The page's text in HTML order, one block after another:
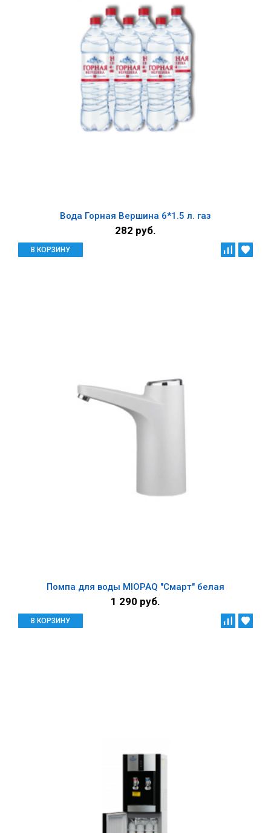
Вода Горная Вершина 6*1.5 л. газ
282 руб.
В КОРЗИНУ
Помпа для воды MIOPAQ "Смарт" белая
1 290 руб.
В КОРЗИНУ